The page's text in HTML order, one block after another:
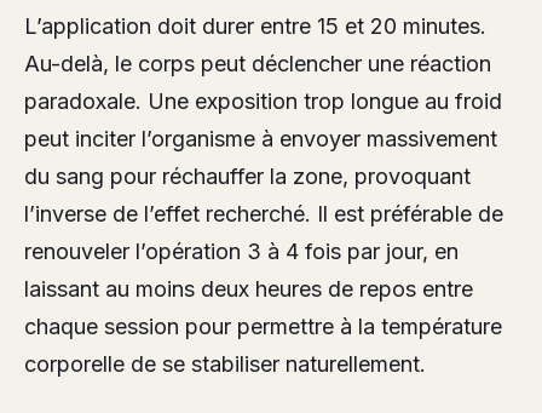
L’application doit durer entre 15 et 20 minutes.
Au-delà, le corps peut déclencher une réaction
paradoxale. Une exposition trop longue au froid
peut inciter l’organisme à envoyer massivement
du sang pour réchauffer la zone, provoquant
l’inverse de l’effet recherché. Il est préférable de
renouveler l’opération 3 à 4 fois par jour, en
laissant au moins deux heures de repos entre
chaque session pour permettre à la température
corporelle de se stabiliser naturellement.